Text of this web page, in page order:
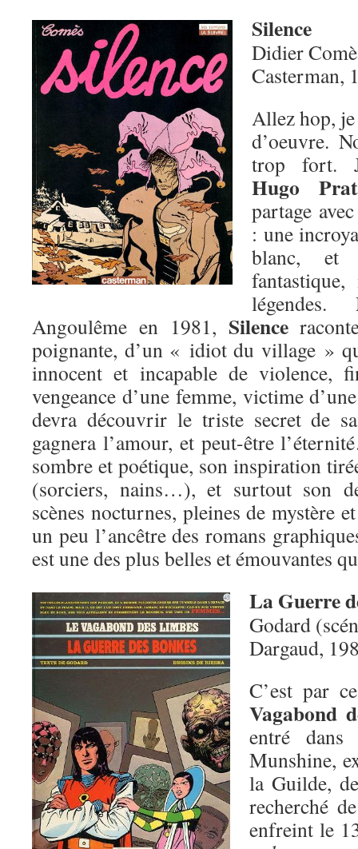
Silence
Didier
Casterman,
Allez hop,
d’oeuvre.
trop fort.
Hugo
partage
: une
blanc,
Angoulême en 1981, Silence
poignante, d’un « idiot du village »
innocent et incapable de violence,
vengeance d’une femme, victime
devra découvrir le triste secret de
gagnera l’amour, et peut-être
sombre et poétique, son inspiration
(sorciers, nains…), et surtout son
scènes nocturnes, pleines de mystère
un peu l’ancêtre des romans
est une des plus belles et émouvantes
La Guerre
Godard
Dargaud,
C’est par
Vagabond
entré dans
Munshine,
la Guilde,
recherché
enfreint le